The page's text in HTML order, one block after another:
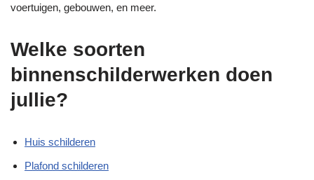
voertuigen, gebouwen, en meer.
Welke soorten
binnenschilderwerken doen
jullie?
Huis schilderen
Plafond schilderen